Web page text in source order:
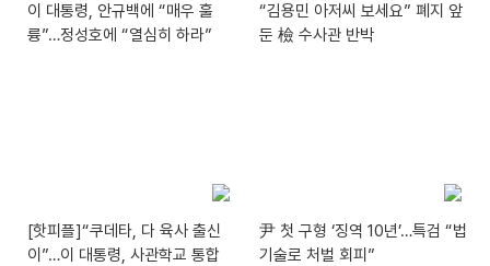
이 대통령, 안규백에 “매우 훌
륭”…정성호에 “열심히 하라”
“김용민 아저씨 보세요” 폐지 앞
둔 檢 수사관 반박
[핫피플]“쿠데타, 다 육사 출신
이”…이 대통령, 사관학교 통합
尹 첫 구형 ‘징역 10년’…특검 “법
기술로 처벌 회피”